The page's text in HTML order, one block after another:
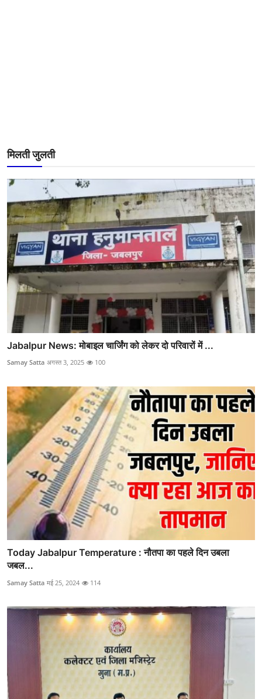
मिलती जुलती
Jabalpur News: मोबाइल चार्जिंग को लेकर दो परिवारों में ...
Samay Satta अगस्त 3, 2025 100
Today Jabalpur Temperature : नौतपा का पहले दिन उबला
जबल...
Samay Satta मई 25, 2024 114